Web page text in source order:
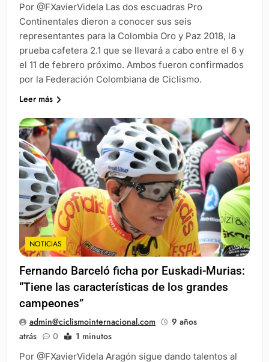
Por @FXavierVidela Las dos escuadras Pro
Continentales dieron a conocer sus seis
representantes para la Colombia Oro y Paz 2018, la
prueba cafetera 2.1 que se llevará a cabo entre el 6 y
el 11 de febrero próximo. Ambos fueron confirmados
por la Federación Colombiana de Ciclismo.
Leer más
NOTICIAS
Fernando Barceló ficha por Euskadi-Murias:
“Tiene las características de los grandes
campeones”
admin@ciclismointernacional.com
9 años
atrás
0 1 minutos
Por @FXavierVidela Aragón sigue dando talentos al